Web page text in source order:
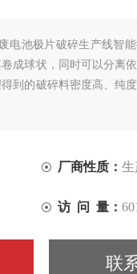
电池极片破碎生产线智
成球状，同时可以分离
到的破碎料密度高、纯
厂商性质： 生
访 问 量：
联